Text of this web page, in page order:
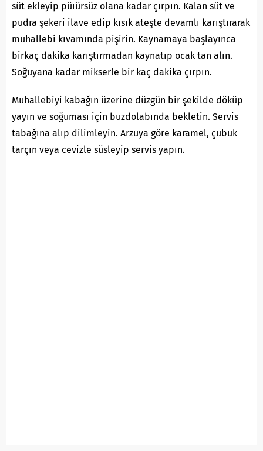
süt ekleyip püıürsüz olana kadar çırpın. Kalan süt ve
pudra şekeri ilave edip kısık ateşte devamlı karıştırarak
muhallebi kıvamında pişirin. Kaynamaya başlayınca
birkaç dakika karıştırmadan kaynatıp ocak tan alın.
Soğuyana kadar mikserle bir kaç dakika çırpın.
Muhallebiyi kabağın üzerine düzgün bir şekilde döküp
yayın ve soğuması için buzdolabında bekletin. Servis
tabağına alıp dilimleyin. Arzuya göre karamel, çubuk
tarçın veya cevizle süsleyip servis yapın.